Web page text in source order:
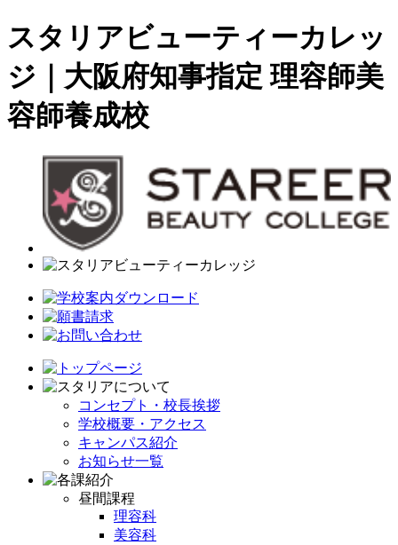
スタリアビューティーカレッ
ジ｜大阪府知事指定 理容師美
容師養成校
コンセプト・校長挨拶
学校概要・アクセス
キャンパス紹介
お知らせ一覧
昼間課程
理容科
美容科